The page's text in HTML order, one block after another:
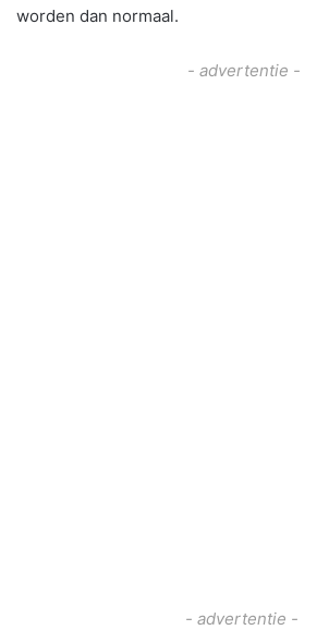
worden dan normaal.
- advertentie -
- advertentie -